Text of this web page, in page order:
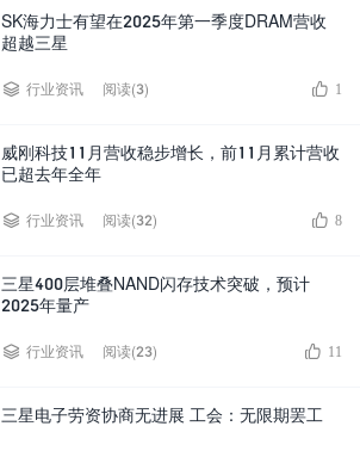
SK海力士有望在2025年第一季度DRAM营收
超越三星
行业资讯 阅读(3) 1
威刚科技11月营收稳步增长，前11月累计营收
已超去年全年
行业资讯 阅读(32) 8
三星400层堆叠NAND闪存技术突破，预计
2025年量产
行业资讯 阅读(23) 11
三星电子劳资协商无进展 工会：无限期罢工